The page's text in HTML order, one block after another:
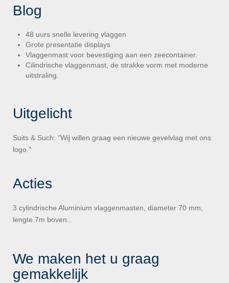
Blog
48 uurs snelle levering vlaggen
Grote presentatie displays
Vlaggenmast voor bevestiging aan een zeecontainer.
Cilindrische vlaggenmast, de strakke vorm met moderne
uitstraling.
Uitgelicht
Suits & Such: "Wij willen graag een nieuwe gevelvlag met ons
logo."
Acties
3 cylindrische Aluminium vlaggenmasten, diameter 70 mm,
lengte 7m boven..
We maken het u graag
gemakkelijk